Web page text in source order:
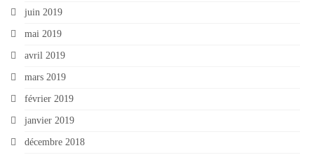
juin 2019
mai 2019
avril 2019
mars 2019
février 2019
janvier 2019
décembre 2018